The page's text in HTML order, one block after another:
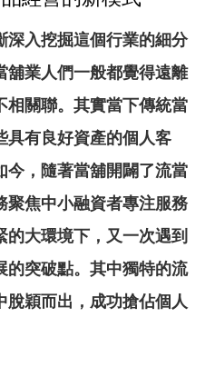
深入挖掘這個行業的細分
舖業人們一般都覺得遠離
相關聯。其實當下傳統當
具有良好資產的個人客
今，隨著當舖開闢了流當
聚焦中小融資者專注服務
大環境下，又一次遇到
的突破點。其中獨特的流
脫穎而出，成功搶佔個人